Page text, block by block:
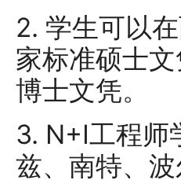
2. 学生可以
家标准硕士
博士文凭。
3. N+I工程师
兹、南特、